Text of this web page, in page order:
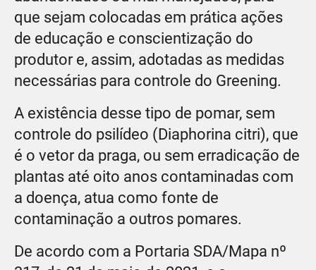
que sejam colocadas em prática ações
de educação e conscientização do
produtor e, assim, adotadas as medidas
necessárias para controle do Greening.
A existência desse tipo de pomar, sem
controle do psilídeo (Diaphorina citri), que
é o vetor da praga, ou sem erradicação de
plantas até oito anos contaminadas com
a doença, atua como fonte de
contaminação a outros pomares.
De acordo com a Portaria SDA/Mapa nº